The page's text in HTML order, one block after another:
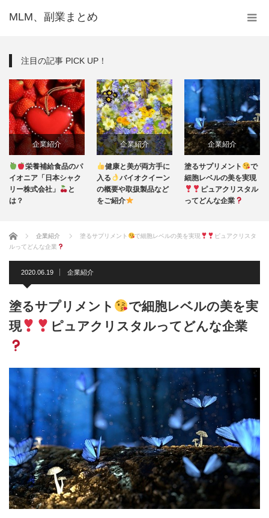
MLM、副業まとめ
注目の記事 PICK UP！
企業紹介
栄養補給食品のパ
イオニア「日本シャク
リー株式会社」
と
は？
企業紹介
健康と美が両方手に
入る
バイオクイーン
の概要や取扱製品など
をご紹介
企業紹介
塗るサプリメント
で
細胞レベルの美を実現
ピュアクリスタル
ってどんな企業
ホーム 企業紹介 塗るサプリメント で細胞レベルの美を実現
ピュアクリスタ
ルってどんな企業
2020.06.19 企業紹介
塗るサプリメント
で細胞レベルの美を実
現
ピュアクリスタルってどんな企業